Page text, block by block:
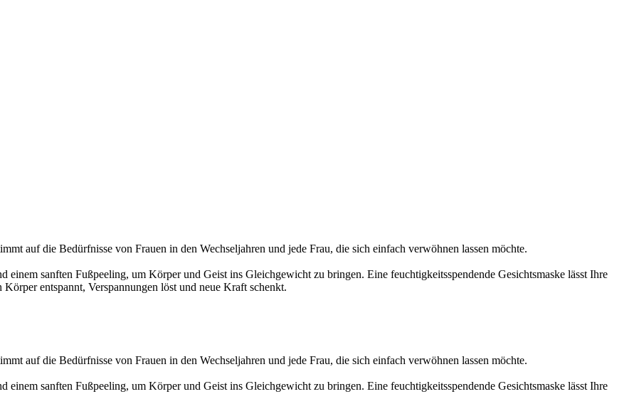
auf die Bedürfnisse von Frauen in den Wechseljahren und jede Frau, die sich einfach verwöhnen lassen möchte.
sanften Fußpeeling, um Körper und Geist ins Gleichgewicht zu bringen. Eine feuchtigkeitsspendende Gesichtsmaske lässt Ihre
entspannt, Verspannungen löst und neue Kraft schenkt.
auf die Bedürfnisse von Frauen in den Wechseljahren und jede Frau, die sich einfach verwöhnen lassen möchte.
sanften Fußpeeling, um Körper und Geist ins Gleichgewicht zu bringen. Eine feuchtigkeitsspendende Gesichtsmaske lässt Ihre